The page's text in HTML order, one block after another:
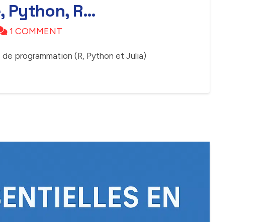
Python, R…
1 COMMENT
programmation (R, Python et Julia)